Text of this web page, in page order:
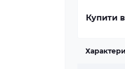
Купити в